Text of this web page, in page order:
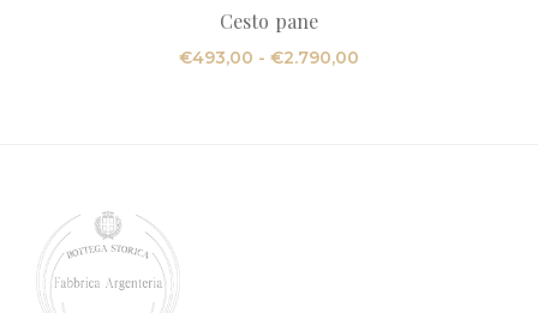
Cesto pane
€493,00 - €2.790,00